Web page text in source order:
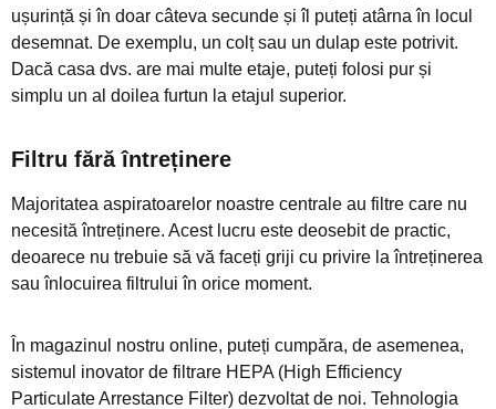
ușurință și în doar câteva secunde și îl puteți atârna în locul
desemnat. De exemplu, un colț sau un dulap este potrivit.
Dacă casa dvs. are mai multe etaje, puteți folosi pur și
simplu un al doilea furtun la etajul superior.
Filtru fără întreținere
Majoritatea aspiratoarelor noastre centrale au filtre care nu
necesită întreținere. Acest lucru este deosebit de practic,
deoarece nu trebuie să vă faceți griji cu privire la întreținerea
sau înlocuirea filtrului în orice moment.
În magazinul nostru online, puteți cumpăra, de asemenea,
sistemul inovator de filtrare HEPA (High Efficiency
Particulate Arrestance Filter) dezvoltat de noi. Tehnologia